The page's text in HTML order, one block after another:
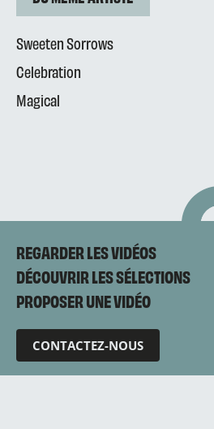
Sweeten Sorrows
Celebration
Magical
REGARDER LES VIDÉOS
DÉCOUVRIR LES SÉLECTIONS
PROPOSER UNE VIDÉO
CONTACTEZ-NOUS